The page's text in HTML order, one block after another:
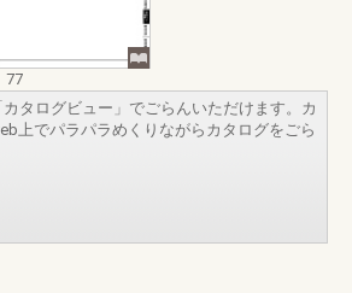
77
タログビュー」でごらんいただけます。カ
上でパラパラめくりながらカタログをごら